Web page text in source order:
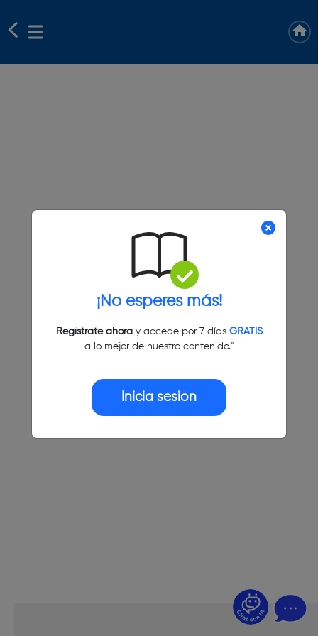
¡No esperes más!
Regístrate ahoray accede por 7 días GRATIS
a lo mejor de nuestro contenido."
Inicia sesión